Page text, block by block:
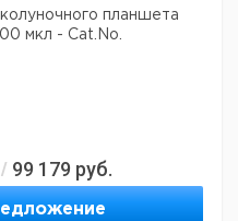
планшета
мкл - Cat.No.
/ 99 179 руб.